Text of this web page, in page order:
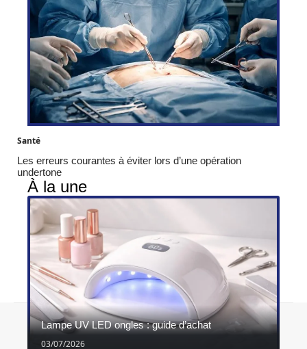
Santé
Les erreurs courantes à éviter lors d’une opération
undertone
À la une
Lampe UV LED ongles : guide d’achat
03/07/2026
Contact Mentions légales Sitemap